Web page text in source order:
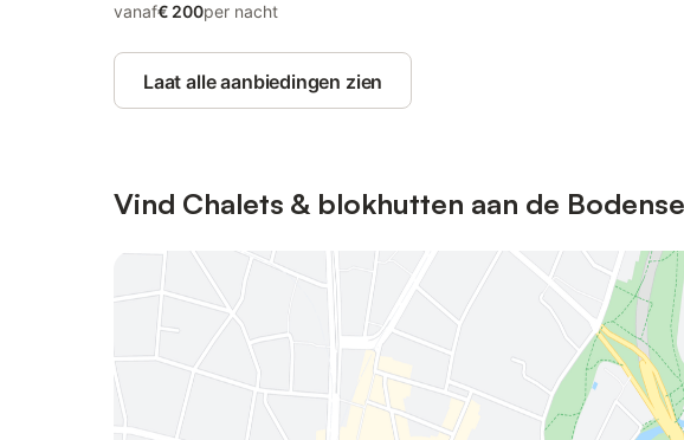
vanaf€ 200per nacht
Laat alle aanbiedingen zien
Vind Chalets & blokhutten aan de